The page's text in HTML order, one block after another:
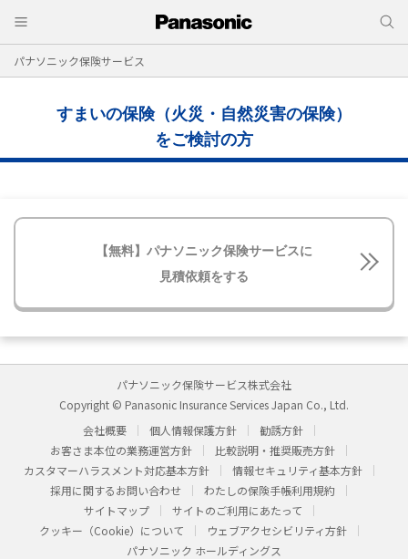
パナソニック保険サービス
すまいの保険（火災・自然災害の保険）
をご検討の方
【無料】パナソニック保険サービスに
見積依頼をする
パナソニック保険サービス株式会社
Copyright © Panasonic Insurance Services Japan Co., Ltd.
会社概要
個人情報保護方針
勧誘方針
お客さま本位の業務運営方針
比較説明・推奨販売方針
カスタマーハラスメント対応基本方針
情報セキュリティ基本方針
採用に関するお問い合わせ
わたしの保険手帳利用規約
サイトマップ
サイトのご利用にあたって
クッキー（Cookie）について
ウェブアクセシビリティ方針
パナソニック ホールディングス